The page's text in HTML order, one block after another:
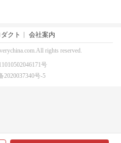
クト 会社案内
rights reserved.
号
2020037340号-5